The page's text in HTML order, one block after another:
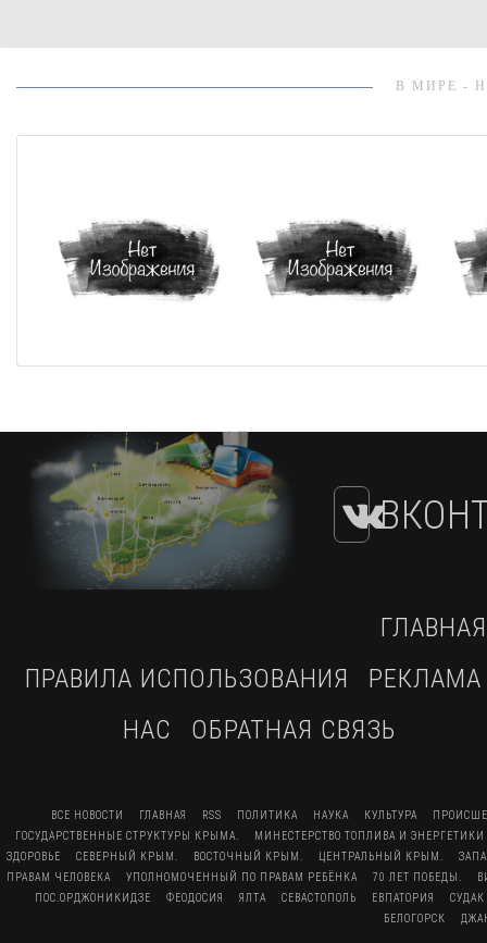
В МИРЕ -
ГЛАВНАЯ
ПРАВИЛА ИСПОЛЬЗОВАНИЯ
РЕКЛАМА
НАС
ОБРАТНАЯ СВЯЗЬ
ВСЕ НОВОСТИ ГЛАВНАЯ RSS ПОЛИТИКА НАУКА КУЛЬТУРА
ГОСУДАРСТВЕННЫЕ СТРУКТУРЫ КРЫМА.
МИНЕСТЕРСТВО ТОПЛИВА И
ЗДОРОВЬЕ
СЕВЕРНЫЙ КРЫМ. ВОСТОЧНЫЙ КРЫМ. ЦЕНТРАЛЬНЫЙ КРЫМ.
ПРАВАМ ЧЕЛОВЕКА
УПОЛНОМОЧЕННЫЙ ПО ПРАВАМ РЕБЁНКА 70 ЛЕТ ПОБЕДЫ.
ПОС.ОРДЖОНИКИДЗЕ
ФЕОДОСИЯ ЯЛТА СЕВАСТОПОЛЬ ЕВПАТОРИЯ
СУДАК
БЕЛОГОРСК